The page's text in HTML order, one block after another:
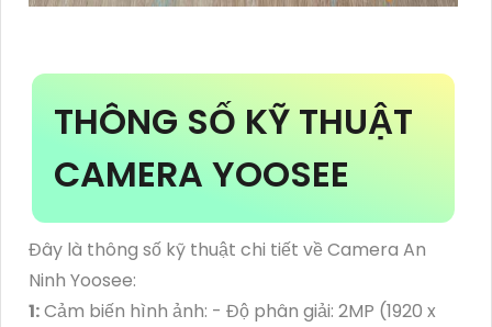
THÔNG SỐ KỸ THUẬT
CAMERA YOOSEE
Đây là thông số kỹ thuật chi tiết về Camera An
Ninh Yoosee:
1:Cảm biến hình ảnh: - Độ phân giải: 2MP (1920 x